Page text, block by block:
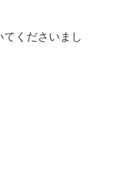
くださいまし